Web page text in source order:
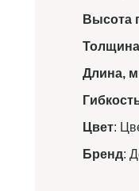
Высота
Длина,
Цвет:
Бренд: